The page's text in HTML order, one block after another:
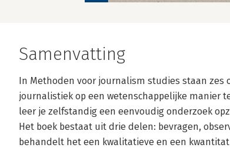
Samenvatting
In Methoden voor journalism studies staan zes
journalistiek op een wetenschappelijke manier
leer je zelfstandig een eenvoudig onderzoek
Het boek bestaat uit drie delen: bevragen,
behandelt het een kwalitatieve en een